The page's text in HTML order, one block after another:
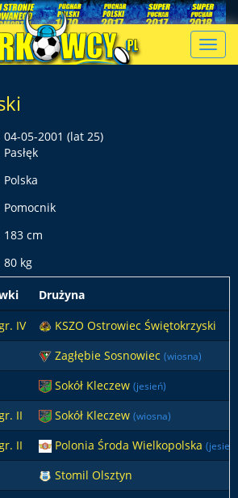
04-05-2001 (lat 25)
Pasłęk
Polska
Pomocnik
183 cm
80 kg
Drużyna
IV
KSZO Ostrowiec Świętokrzyski
Zagłębie Sosnowiec (wiosna)
Sokół Kleczew (jesień)
II Sokół Kleczew (wiosna)
II Polonia Środa Wielkopolska (jesień)
Stomil Olsztyn